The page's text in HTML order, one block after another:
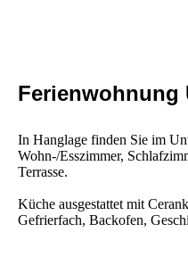
Ferienwohnung
In Hanglage finden Sie im
Wohn-/Esszimmer,
Terrasse.
Küche ausgestattet mit
Gefrierfach, Backofen,